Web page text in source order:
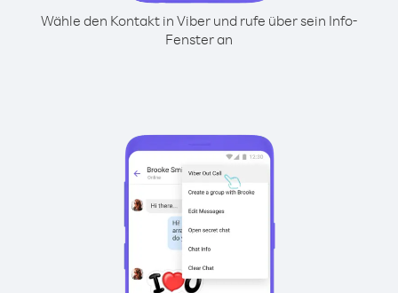
Wähle den Kontakt in Viber und rufe über sein Info-
Fenster an